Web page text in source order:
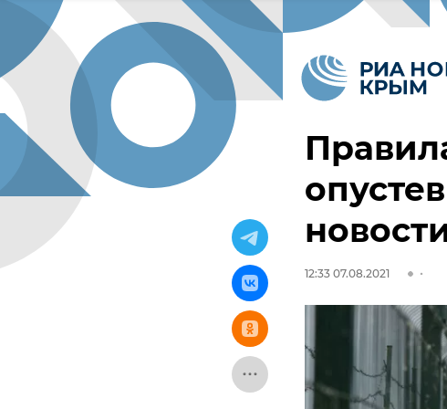
12:33 07.08.2021